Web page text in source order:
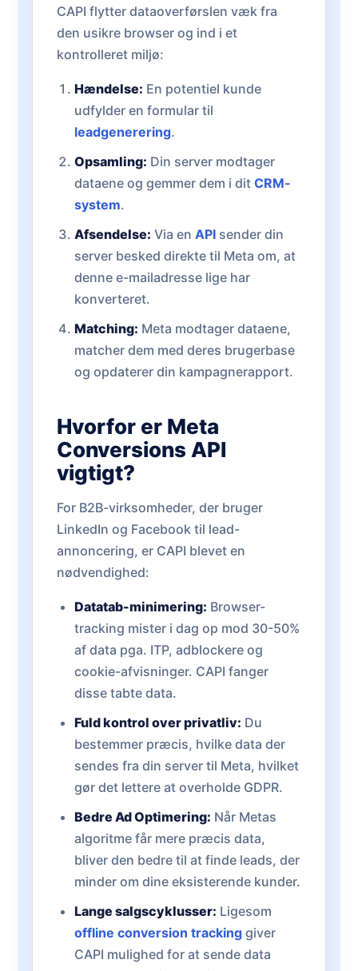
CAPI flytter dataoverførslen væk fra
den usikre browser og ind i et
kontrolleret miljø:
Hændelse: En potentiel kunde
udfylder en formular til
leadgenerering.
Opsamling: Din server modtager
dataene og gemmer dem i dit CRM-
system.
Afsendelse: Via en APIsender din
server besked direkte til Meta om, at
denne e-mailadresse lige har
konverteret.
Matching: Meta modtager dataene,
matcher dem med deres brugerbase
og opdaterer din kampagnerapport.
Hvorfor er Meta
Conversions API
vigtigt?
For B2B-virksomheder, der bruger
LinkedIn og Facebook til lead-
annoncering, er CAPI blevet en
nødvendighed:
Datatab-minimering: Browser-
tracking mister i dag op mod 30-50%
af data pga. ITP, adblockere og
cookie-afvisninger. CAPI fanger
disse tabte data.
Fuld kontrol over privatliv: Du
bestemmer præcis, hvilke data der
sendes fra din server til Meta, hvilket
gør det lettere at overholde GDPR.
Bedre Ad Optimering: Når Metas
algoritme får mere præcis data,
bliver den bedre til at finde leads, der
minder om dine eksisterende kunder.
Lange salgscyklusser: Ligesom
offline conversion trackinggiver
CAPI mulighed for at sende data